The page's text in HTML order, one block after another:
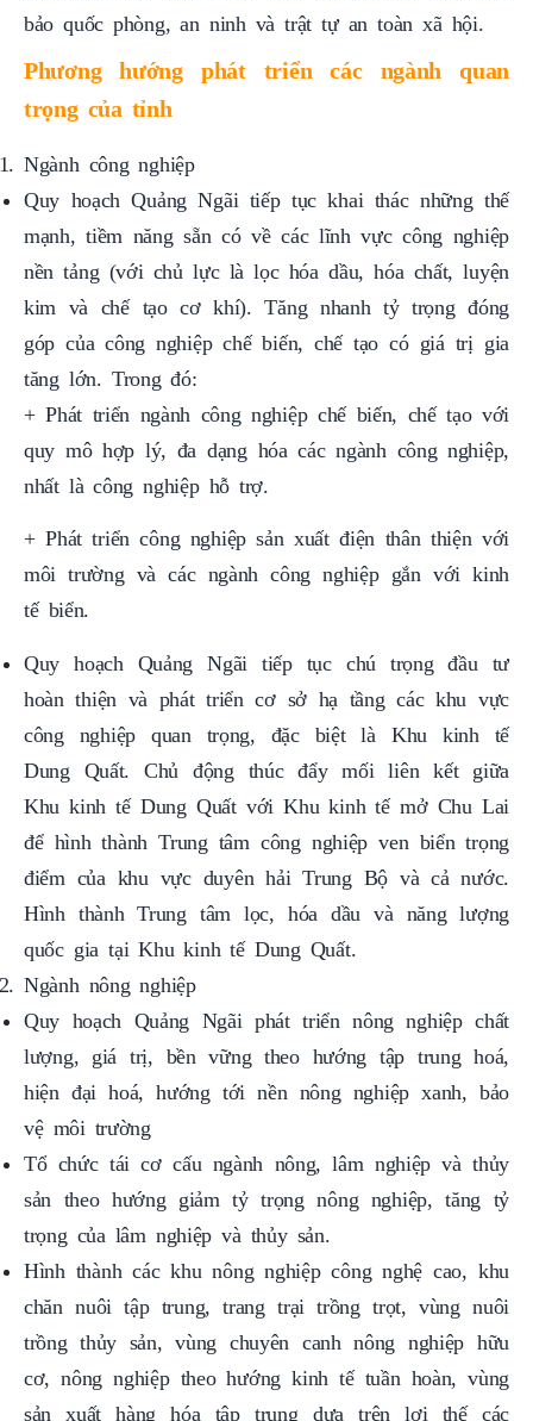
Phương hướng phát triển các ngành quan
trọng của tỉnh
Ngành công nghiệp
Quy hoạch Quảng Ngãi tiếp tục khai thác những thế
mạnh, tiềm năng sẵn có về các lĩnh vực công nghiệp
nền tảng (với chủ lực là lọc hóa dầu, hóa chất, luyện
kim và chế tạo cơ khí). Tăng nhanh tỷ trọng đóng
góp của công nghiệp chế biến, chế tạo có giá trị gia
tăng lớn. Trong đó:
+ Phát triển ngành công nghiệp chế biến, chế tạo với
quy mô hợp lý, đa dạng hóa các ngành công nghiệp,
nhất là công nghiệp hỗ trợ.
+ Phát triển công nghiệp sản xuất điện thân thiện với
môi trường và các ngành công nghiệp gắn với kinh
tế biển.
Quy hoạch Quảng Ngãi tiếp tục chú trọng đầu tư
hoàn thiện và phát triển cơ sở hạ tầng các khu vực
công nghiệp quan trọng, đặc biệt là Khu kinh tế
Dung Quất. Chủ động thúc đẩy mối liên kết giữa
Khu kinh tế Dung Quất với Khu kinh tế mở Chu Lai
để hình thành Trung tâm công nghiệp ven biển trọng
điểm của khu vực duyên hải Trung Bộ và cả nước.
Hình thành Trung tâm lọc, hóa dầu và năng lượng
quốc gia tại Khu kinh tế Dung Quất.
Ngành nông nghiệp
Quy hoạch Quảng Ngãi phát triển nông nghiệp chất
lượng, giá trị, bền vững theo hướng tập trung hoá,
hiện đại hoá, hướng tới nền nông nghiệp xanh, bảo
vệ môi trường
Tổ chức tái cơ cấu ngành nông, lâm nghiệp và thủy
sản theo hướng giảm tỷ trọng nông nghiệp, tăng tỷ
trọng của lâm nghiệp và thủy sản.
Hình thành các khu nông nghiệp công nghệ cao, khu
chăn nuôi tập trung, trang trại trồng trọt, vùng nuôi
trồng thủy sản, vùng chuyên canh nông nghiệp hữu
cơ, nông nghiệp theo hướng kinh tế tuần hoàn, vùng
sản xuất hàng hóa tập trung dựa trên lợi thế các
vùng, địa phương trong tỉnh, tăng cường ứng dụng